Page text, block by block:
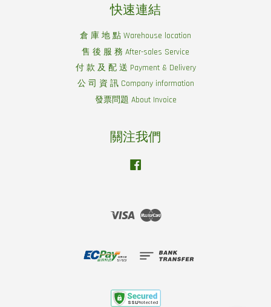
快速連結
倉 庫 地 點 Warehouse location
售 後 服 務 After-sales Service
付 款 及 配 送 Payment & Delivery
公 司 資 訊 Company information
發票問題 About Invoice
關注我們
Visa Master